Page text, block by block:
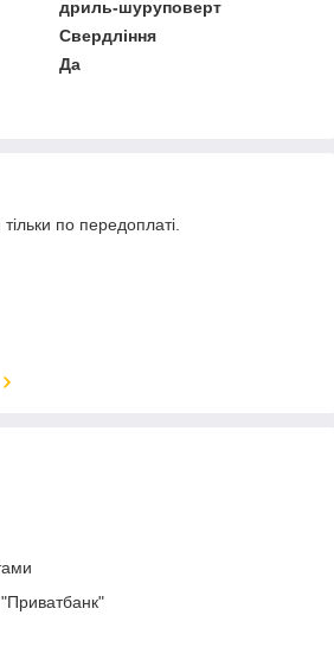
дриль-шуруповерт
Свердління
Да
по передоплаті.